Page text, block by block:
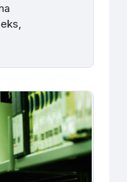
(HKE199) KMA